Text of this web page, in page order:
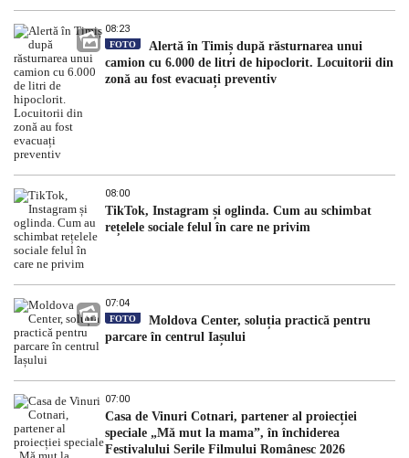
08:23
FOTO
Alertă în Timiș după răsturnarea unui
camion cu 6.000 de litri de hipoclorit. Locuitorii din
zonă au fost evacuați preventiv
08:00
TikTok, Instagram și oglinda. Cum au schimbat
rețelele sociale felul în care ne privim
07:04
FOTO
Moldova Center, soluția practică pentru
parcare în centrul Iașului
07:00
Casa de Vinuri Cotnari, partener al proiecției
speciale „Mă mut la mama”, în închiderea
Festivalului Serile Filmului Românesc 2026